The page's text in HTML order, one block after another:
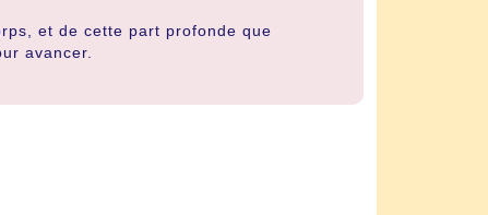
et de cette part profonde que
avancer.